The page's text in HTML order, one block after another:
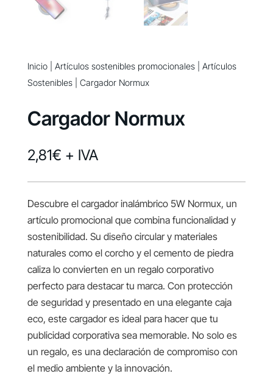
Inicio| Artículos sostenibles promocionales| Artículos
Sostenibles| Cargador Normux
Cargador Normux
2,81€ + IVA
Descubre el cargador inalámbrico 5W Normux, un
artículo promocional que combina funcionalidad y
sostenibilidad. Su diseño circular y materiales
naturales como el corcho y el cemento de piedra
caliza lo convierten en un regalo corporativo
perfecto para destacar tu marca. Con protección
de seguridad y presentado en una elegante caja
eco, este cargador es ideal para hacer que tu
publicidad corporativa sea memorable. No solo es
un regalo, es una declaración de compromiso con
el medio ambiente y la innovación.